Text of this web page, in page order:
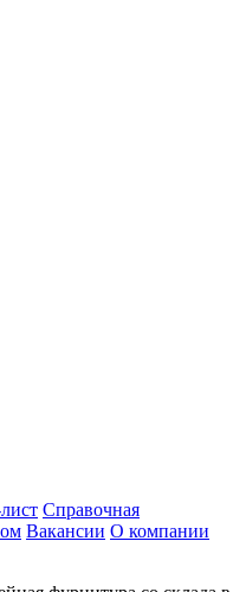
Справочная
Вакансии О компании